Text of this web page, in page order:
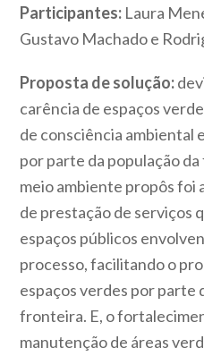
Participantes: Laura
Gustavo Machado e
Proposta de solução:
carência de espaços
de consciência ambiental
por parte da população
meio ambiente propôs foi
de prestação de serviços
espaços públicos
processo, facilitando o
espaços verdes por parte
fronteira. E, o
manutenção de áreas